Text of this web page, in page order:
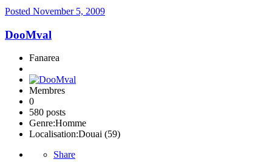
Posted November 5, 2009
DooMval
Fanarea
Membres
0
580 posts
Genre:Homme
Localisation:Douai (59)
Share